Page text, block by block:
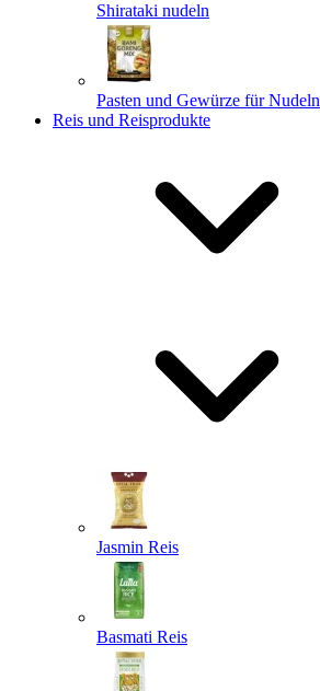
Shirataki nudeln
Pasten und Gewürze für Nudeln
Reis und Reisprodukte
Jasmin Reis
Basmati Reis